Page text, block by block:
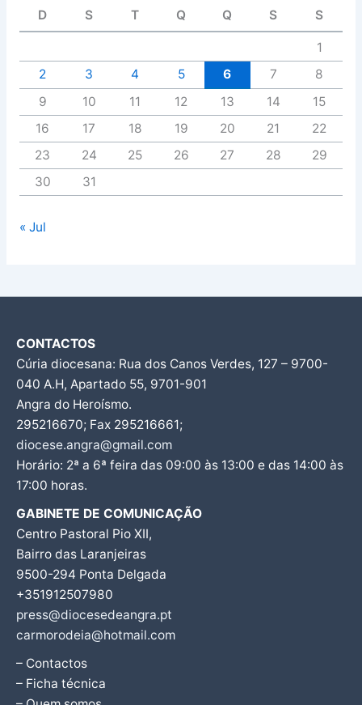
D S T Q Q S S
1
2
3 4 5 6 7
8
9
10 11 12 13 14
15
16
17 18 19 20 21
22
23
24 25 26 27 28
29
30
31
« Jul
CONTACTOS
Cúria diocesana: Rua dos Canos Verdes, 127 – 9700-
040 A.H, Apartado 55, 9701-901
Angra do Heroísmo.
295216670; Fax 295216661;
diocese.angra@gmail.com
Horário: 2ª a 6ª feira das 09:00 às 13:00 e das 14:00 às
17:00 horas.
GABINETE DE COMUNICAÇÃO
Centro Pastoral Pio XII,
Bairro das Laranjeiras
9500-294 Ponta Delgada
+351912507980
press@diocesedeangra.pt
carmorodeia@hotmail.com
– Contactos
– Ficha técnica